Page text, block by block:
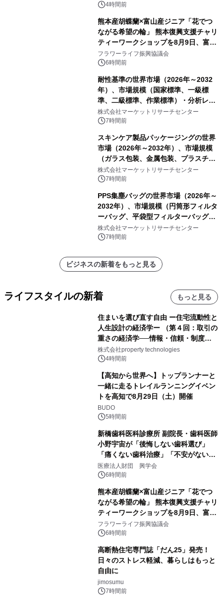
PropTech-Lab
4時間前
熊本産胡蝶蘭×富山産ジニア「花でつ
ながる希望の輪」 熊本復興支援チャリ
ティーワークショップを8月9日、富
山・射水で開催
フラワーライフ振興協議会
6時間前
耐性基準の世界市場（2026年～2032
年）、市場規模（国家標準、一級標
準、二級標準、作業標準）・分析レポ
ートを発表
株式会社マーケットリサーチセンター
7時間前
スキンケア製品パッケージングの世界
市場（2026年～2032年）、市場規模
（ガラス包装、金属包装、プラスチッ
ク包装、その他）・分析レポートを発
表
株式会社マーケットリサーチセンター
7時間前
PPS集塵バッグの世界市場（2026年～
2032年）、市場規模（円筒形フィルタ
ーバッグ、平袋型フィルターバッグ、
プリーツフィルターバッグ、その
他）・分析レポートを発表
株式会社マーケットリサーチセンター
7時間前
ビジネスの新着をもっと見る
ライフスタイルの新着 もっと見る
住まいを選び直す自由 ー住宅流動性と
人生設計の経済学ー （第４回：取引の
重さの経済学──情報・信頼・制度を
PropTechはどう組み替えるか）｜
PropTech-Lab
株式会社property technologies
4時間前
【高知から世界へ】トップランナーと
一緒に走るトレイルランニングイベン
トを高知で8月29日（土）開催
BUDO
5時間前
新橋歯科医科診療所 副院長・歯科医師
小野宇宙が「後悔しない歯科選び」
「痛くない歯科治療」「不安がない治
療計画」をテーマに専門監修
医療法人財団 興学会
6時間前
熊本産胡蝶蘭×富山産ジニア「花でつ
ながる希望の輪」 熊本復興支援チャリ
ティーワークショップを8月9日、富
山・射水で開催
フラワーライフ振興協議会
6時間前
高断熱住宅専門誌「だん25」発売！
日々のストレス軽減、暮らしはもっと
自由に
jimosumu
7時間前